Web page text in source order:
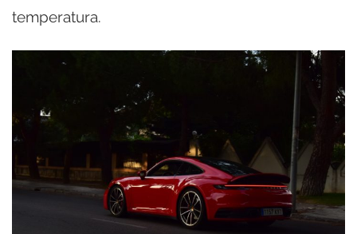
temperatura.